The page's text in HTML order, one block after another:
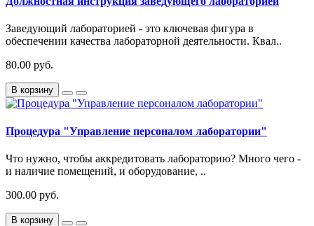
Заведующий лабораторией - это ключевая фигура в
обеспечении качества лабораторной деятельности. Квал..
80.00 руб.
В корзину
Процедура "Управление персоналом лаборатории"
Что нужно, чтобы аккредитовать лабораторию? Много чего -
и наличие помещений, и оборудование, ..
300.00 руб.
В корзину